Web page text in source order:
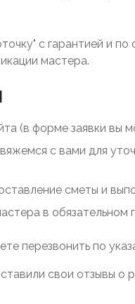
с гарантией и
мастера.
(в форме заявки вы
с вами для
сметы и
в
перезвонить по
свои отзывы о